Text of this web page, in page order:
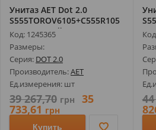
Унитаз AET Dot 2.0
S555TOROV6105+C555R105
Консольный...
Код: 1245365
Размеры:
Серия: DOT 2.0
Производитель:AET
Ед.измерения: шт
39 267,70 грн 35
733,61 грн
Купить